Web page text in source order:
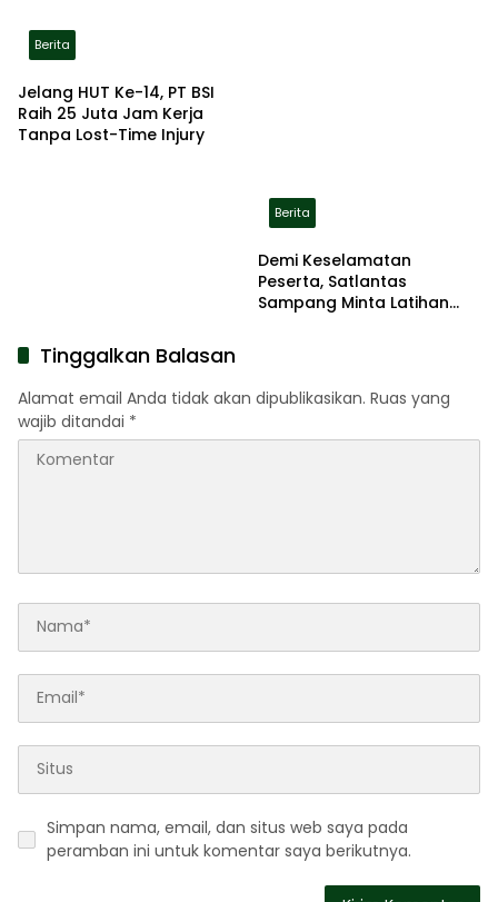
Berita
Jelang HUT Ke-14, PT BSI
Raih 25 Juta Jam Kerja
Tanpa Lost-Time Injury
Berita
Demi Keselamatan
Peserta, Satlantas
Sampang Minta Latihan
Tinggalkan Balasan
Alamat email Anda tidak akan dipublikasikan. Ruas yang
wajib ditandai *
Simpan nama, email, dan situs web saya pada
peramban ini untuk komentar saya berikutnya.